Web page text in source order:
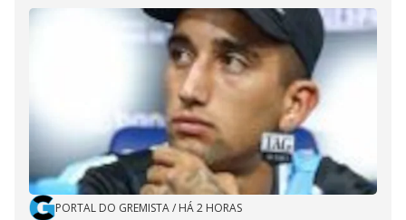
PORTAL DO GREMISTA/ HÁ 2 HORAS